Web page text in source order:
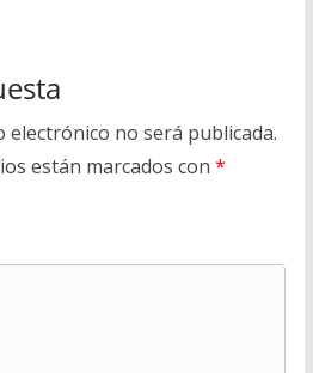
electrónico no será publicada.
están marcados con *